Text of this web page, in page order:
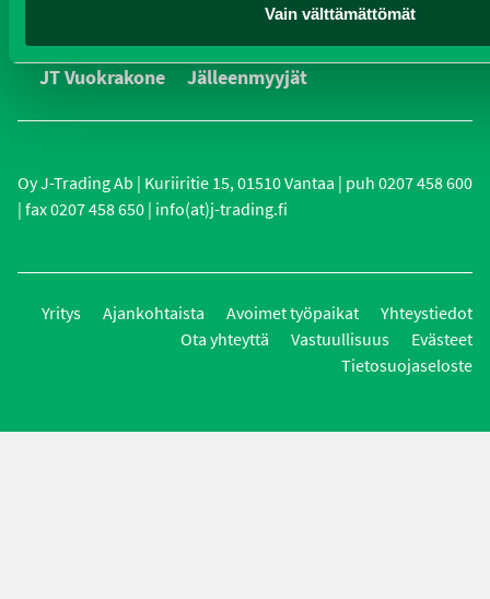
Vain välttämättömät
Kalusteet
Huolto ja varaosat
Verkkokauppa
JT Vuokrakone
Jälleenmyyjät
Oy J-Trading Ab | Kuriiritie 15, 01510 Vantaa | puh 0207 458 600
| fax 0207 458 650 | info(at)j-trading.fi
Yritys Ajankohtaista Avoimet työpaikat
Yhteystiedot
Ota yhteyttä
Vastuullisuus
Evästeet
Tietosuojaseloste